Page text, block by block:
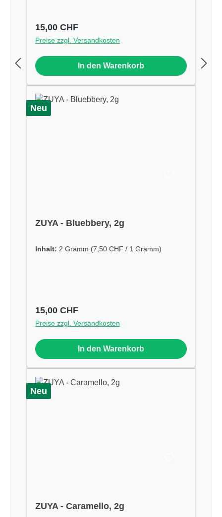
Regulärer Preis:
15,00 CHF
Preise zzgl. Versandkosten
In den Warenkorb
Neu
ZUYA - Bluebbery, 2g
Inhalt: 2 Gramm (7,50 CHF / 1 Gramm)
Regulärer Preis:
15,00 CHF
Preise zzgl. Versandkosten
In den Warenkorb
Neu
ZUYA - Caramello, 2g